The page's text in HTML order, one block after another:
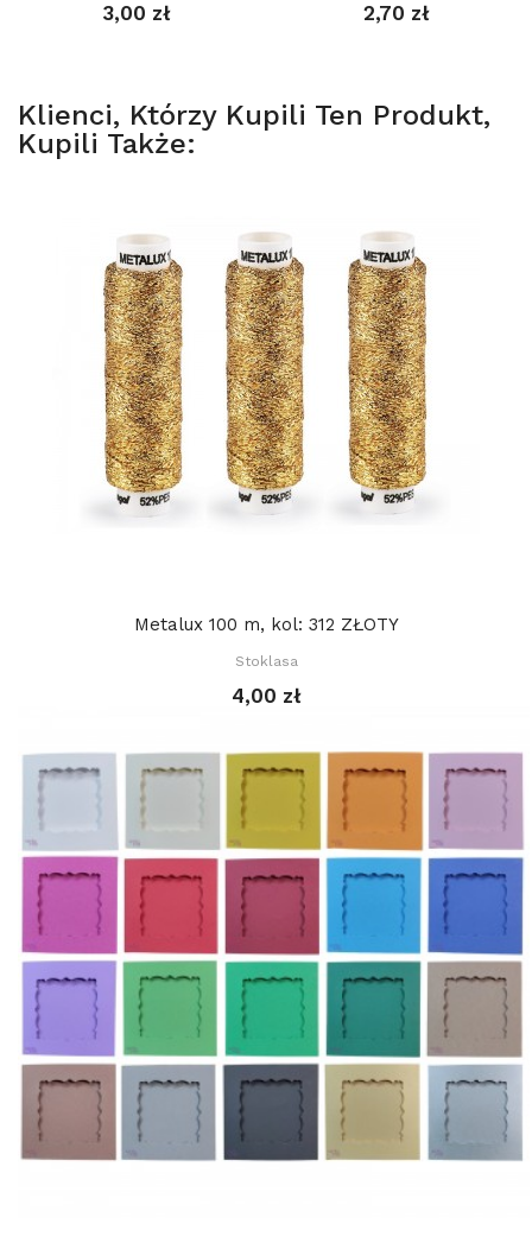
3,00 zł 2,70 zł
Klienci, Którzy Kupili Ten Produkt,
Kupili Także:
Metalux 100 m, kol: 312 ZŁOTY
Stoklasa
4,00 zł